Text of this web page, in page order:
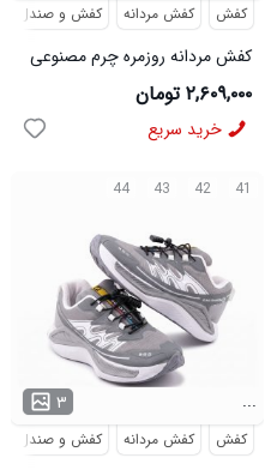
کفش کفش مردانه کفش و صندل
کفش مردانه روزمره چرم مصنوعی
50920
۲,۶۰۹,۰۰۰ تومان
خرید سریع
41
42
43
44
۳ ...
کفش کفش مردانه کفش و صندل